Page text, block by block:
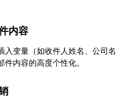
内容
入变量（如收件人姓名、公司名
件内容的高度个性化。